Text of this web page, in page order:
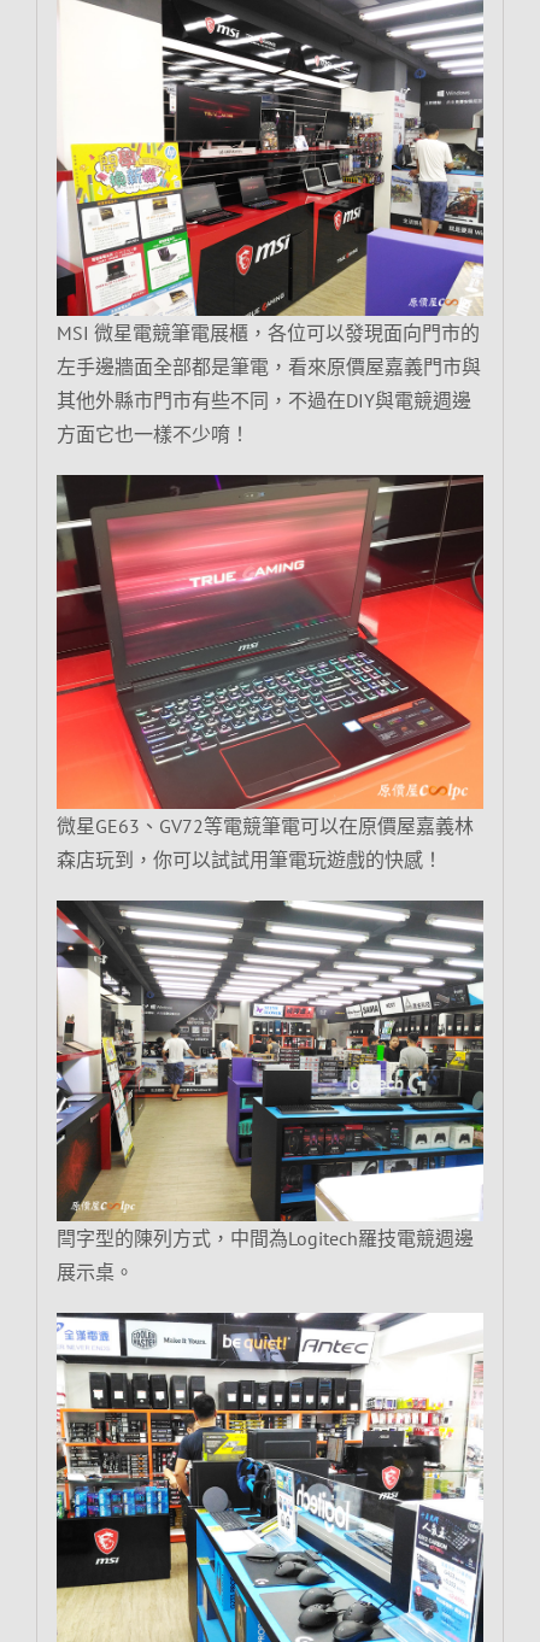
MSI 微星電競筆電展櫃，各位可以發現面向門市的
左手邊牆面全部都是筆電，看來原價屋嘉義門市與
其他外縣市門市有些不同，不過在DIY與電競週邊
方面它也一樣不少唷！
微星GE63、GV72等電競筆電可以在原價屋嘉義林
森店玩到，你可以試試用筆電玩遊戲的快感！
閆字型的陳列方式，中間為Logitech羅技電競週邊
展示桌。